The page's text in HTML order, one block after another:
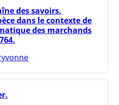
des savoirs.
dans le contexte de
des marchands